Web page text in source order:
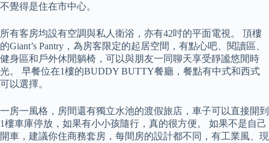
不覺得是住在市中心。
所有客房均設有空調與私人衛浴，亦有42吋的平面電視。 頂樓
的Giant’s Pantry，為房客限定的起居空間，有點心吧、閱讀區、
健身區和戶外休閒躺椅，可以與朋友一同聊天享受靜謐悠閒時
光。 早餐位在1樓的BUDDY BUTTY餐廳，餐點有中式和西式
可以選擇。
一房一風格，房間還有獨立水池的渡假旅店，車子可以直接開到
1樓車庫停放，如果有小小孩隨行，真的很方便。 如果不是自己
開車，建議你住商務套房，每間房的設計都不同，有工業風、現